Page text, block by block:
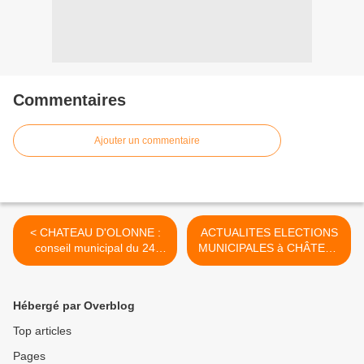
Commentaires
Ajouter un commentaire
< CHATEAU D'OLONNE :
conseil municipal du 24
septembre 2013 suite...
ACTUALITES ELECTIONS
MUNICIPALES à CHÂTEAU
d’OLONNE >
Hébergé par Overblog
Top articles
Pages